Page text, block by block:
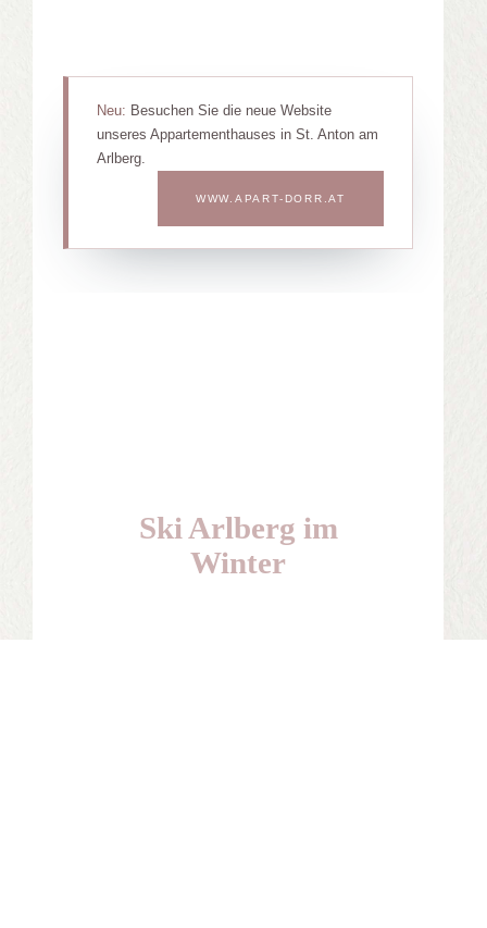
Neu: Besuchen Sie die neue Website
unseres Appartementhauses in St. Anton am
Arlberg.
WWW.APART-DORR.AT
Ski Arlberg im
Winter